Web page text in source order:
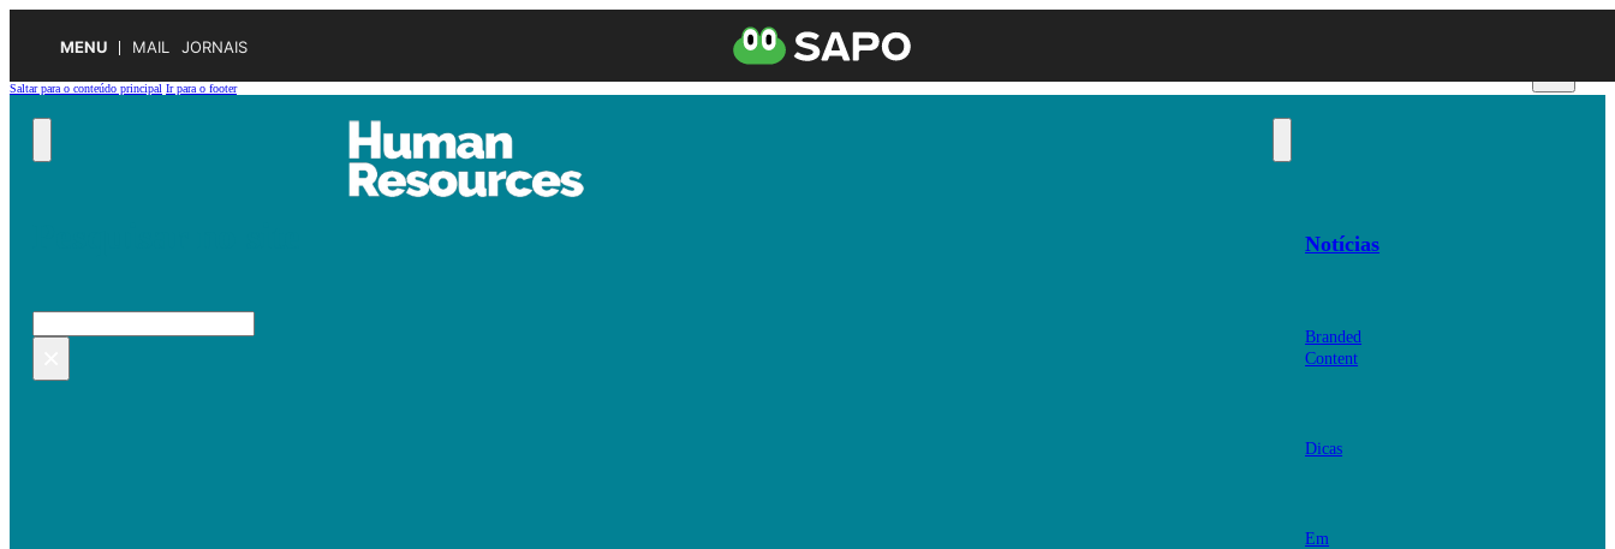
MENU MAIL JORNAIS
Saltar para o conteúdo principal Ir para o footer
Pesquisar
Notícias
Branded
Content
Dicas
Em